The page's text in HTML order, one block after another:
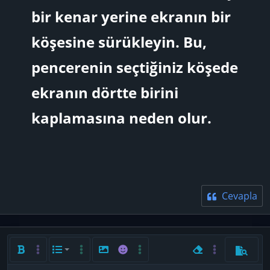
bir kenar yerine ekranın bir
köşesine sürükleyin. Bu,
pencerenin seçtiğiniz köşede
ekranın dörtte birini
kaplamasına neden olur.
Cevapla
Kalın Daha fazla seçenek…
List Daha fazla seçenek…
Resim ekle
İfadelerDaha fazla seçenek…Biçimlendirmeyi
Daha fazla